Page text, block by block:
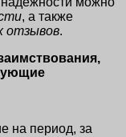
, а также
отзывов.
на период, за